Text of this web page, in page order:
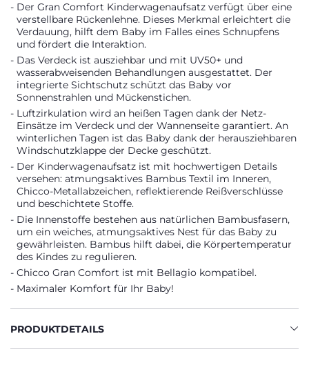
Der Gran Comfort Kinderwagenaufsatz verfügt über eine
verstellbare Rückenlehne. Dieses Merkmal erleichtert die
Verdauung, hilft dem Baby im Falles eines Schnupfens
und fördert die Interaktion.
Das Verdeck ist ausziehbar und mit UV50+ und
wasserabweisenden Behandlungen ausgestattet. Der
integrierte Sichtschutz schützt das Baby vor
Sonnenstrahlen und Mückenstichen.
Luftzirkulation wird an heißen Tagen dank der Netz-
Einsätze im Verdeck und der Wannenseite garantiert. An
winterlichen Tagen ist das Baby dank der herausziehbaren
Windschutzklappe der Decke geschützt.
Der Kinderwagenaufsatz ist mit hochwertigen Details
versehen: atmungsaktives Bambus Textil im Inneren,
Chicco-Metallabzeichen, reflektierende Reißverschlüsse
und beschichtete Stoffe.
Die Innenstoffe bestehen aus natürlichen Bambusfasern,
um ein weiches, atmungsaktives Nest für das Baby zu
gewährleisten. Bambus hilft dabei, die Körpertemperatur
des Kindes zu regulieren.
Chicco Gran Comfort ist mit Bellagio kompatibel.
Maximaler Komfort für Ihr Baby!
PRODUKTDETAILS